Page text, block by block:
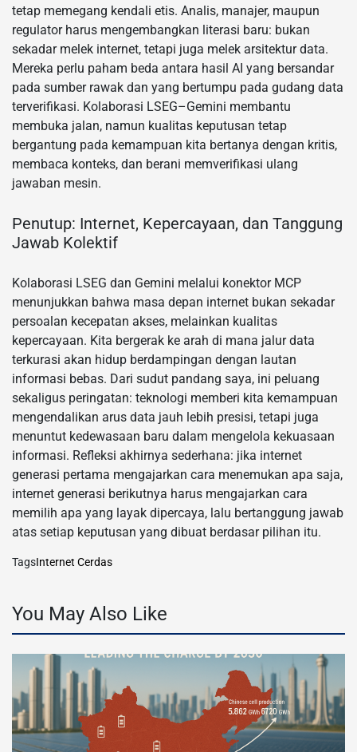
tetap memegang kendali etis. Analis, manajer, maupun
regulator harus mengembangkan literasi baru: bukan
sekadar melek internet, tetapi juga melek arsitektur data.
Mereka perlu paham beda antara hasil AI yang bersandar
pada sumber rawak dan yang bertumpu pada gudang data
terverifikasi. Kolaborasi LSEG–Gemini membantu
membuka jalan, namun kualitas keputusan tetap
bergantung pada kemampuan kita bertanya dengan kritis,
membaca konteks, dan berani memverifikasi ulang
jawaban mesin.
Penutup: Internet, Kepercayaan, dan Tanggung
Jawab Kolektif
Kolaborasi LSEG dan Gemini melalui konektor MCP
menunjukkan bahwa masa depan internet bukan sekadar
persoalan kecepatan akses, melainkan kualitas
kepercayaan. Kita bergerak ke arah di mana jalur data
terkurasi akan hidup berdampingan dengan lautan
informasi bebas. Dari sudut pandang saya, ini peluang
sekaligus peringatan: teknologi memberi kita kemampuan
mengendalikan arus data jauh lebih presisi, tetapi juga
menuntut kedewasaan baru dalam mengelola kekuasaan
informasi. Refleksi akhirnya sederhana: jika internet
generasi pertama mengajarkan cara menemukan apa saja,
internet generasi berikutnya harus mengajarkan cara
memilih apa yang layak dipercaya, lalu bertanggung jawab
atas setiap keputusan yang dibuat berdasar pilihan itu.
TagsInternet Cerdas
You May Also Like